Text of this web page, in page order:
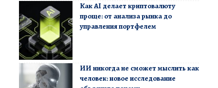
Как AI делает криптовалюту
проще: от анализа рынка до
управления портфелем
ИИ никогда не сможет мыслить как
человек: новое исследование